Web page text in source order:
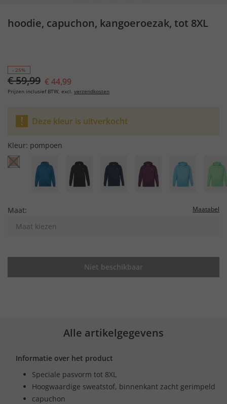
hoodie, capuchon, kangoeroezak, tot 8XL
- 25%
€ 59,99 € 44,99
Prijzen inclusief BTW, excl. verzendkosten
Deze kleur is uitverkocht
Kleur: pompoen
Maat: Maatabel
Maat kiezen
Niet beschikbaar
Alle artikelgegevens
Informatie over het product
Speciale pasvorm tot 8XL
Hoogwaardige sweatstof, binnenkant zacht gerimpeld
capuchon